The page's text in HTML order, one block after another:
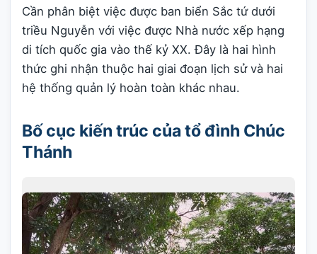
Cần phân biệt việc được ban biển Sắc tứ dưới
triều Nguyễn với việc được Nhà nước xếp hạng
di tích quốc gia vào thế kỷ XX. Đây là hai hình
thức ghi nhận thuộc hai giai đoạn lịch sử và hai
hệ thống quản lý hoàn toàn khác nhau.
Bố cục kiến trúc của tổ đình Chúc
Thánh